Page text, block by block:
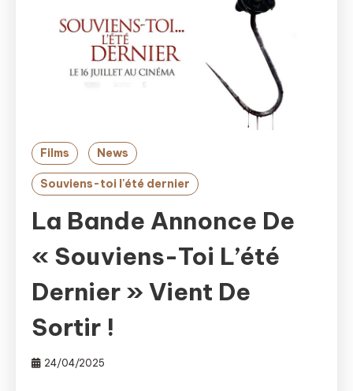
Films News
Souviens-toi l'été dernier
La Bande Annonce De
« Souviens-Toi L’été
Dernier » Vient De
Sortir !
24/04/2025